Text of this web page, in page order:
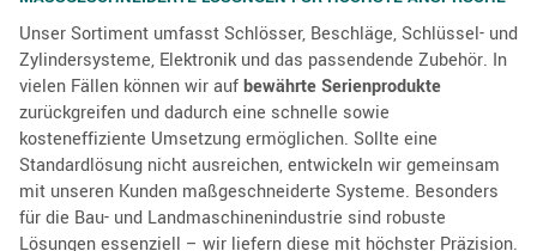
Unser Sortiment umfasst Schlösser, Beschläge, Schlüssel- und
Zylindersysteme, Elektronik und das passendende Zubehör. In
vielen Fällen können wir aufbewährte Serienprodukte
zurückgreifen und dadurch eine schnelle sowie
kosteneffiziente Umsetzung ermöglichen. Sollte eine
Standardlösung nicht ausreichen, entwickeln wir gemeinsam
mit unseren Kunden maßgeschneiderte Systeme. Besonders
für die Bau- und Landmaschinenindustrie sind robuste
Lösungen essenziell – wir liefern diese mit höchster Präzision.